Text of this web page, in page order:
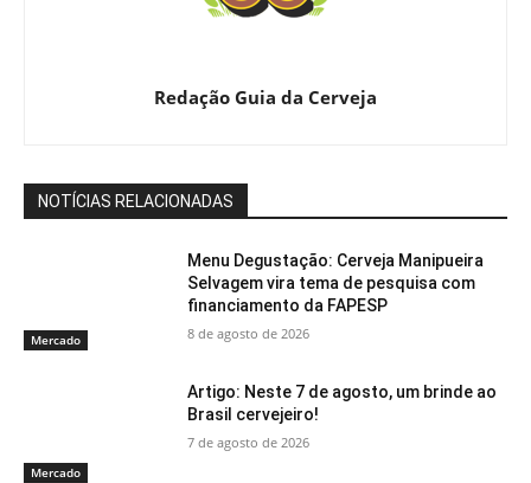
Redação Guia da Cerveja
NOTÍCIAS RELACIONADAS
Mercado
Menu Degustação: Cerveja Manipueira
Selvagem vira tema de pesquisa com
financiamento da FAPESP
8 de agosto de 2026
Mercado
Artigo: Neste 7 de agosto, um brinde ao
Brasil cervejeiro!
7 de agosto de 2026